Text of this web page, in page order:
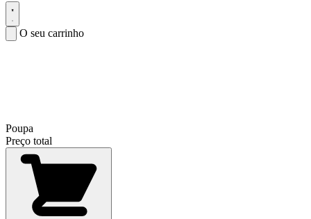
O seu carrinho
Poupa
Preço total